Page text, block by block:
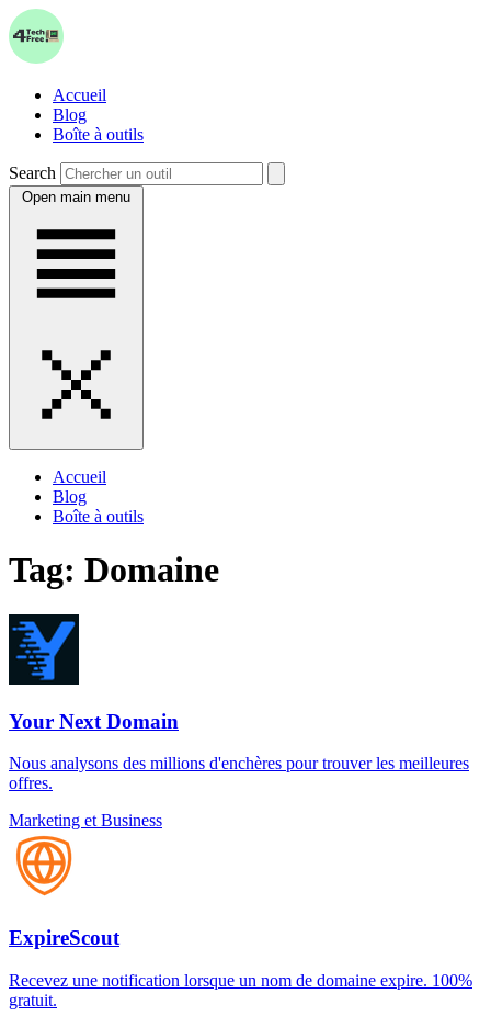
Accueil
Blog
Boîte à outils
Search
Open main menu
Accueil
Blog
Boîte à outils
Tag: Domaine
Your Next Domain
Nous analysons des millions d'enchères pour trouver les meilleures
offres.
Marketing et Business
ExpireScout
Recevez une notification lorsque un nom de domaine expire. 100%
gratuit.